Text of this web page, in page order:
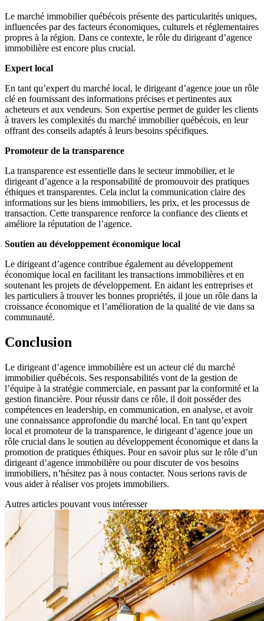
Le marché immobilier québécois présente des particularités uniques,
influencées par des facteurs économiques, culturels et réglementaires
propres à la région. Dans ce contexte, le rôle du dirigeant d’agence
immobilière est encore plus crucial.
Expert local
En tant qu’expert du marché local, le dirigeant d’agence joue un rôle
clé en fournissant des informations précises et pertinentes aux
acheteurs et aux vendeurs. Son expertise permet de guider les clients
à travers les complexités du marché immobilier québécois, en leur
offrant des conseils adaptés à leurs besoins spécifiques.
Promoteur de la transparence
La transparence est essentielle dans le secteur immobilier, et le
dirigeant d’agence a la responsabilité de promouvoir des pratiques
éthiques et transparentes. Cela inclut la communication claire des
informations sur les biens immobiliers, les prix, et les processus de
transaction. Cette transparence renforce la confiance des clients et
améliore la réputation de l’agence.
Soutien au développement économique local
Le dirigeant d’agence contribue également au développement
économique local en facilitant les transactions immobilières et en
soutenant les projets de développement. En aidant les entreprises et
les particuliers à trouver les bonnes propriétés, il joue un rôle dans la
croissance économique et l’amélioration de la qualité de vie dans sa
communauté.
Conclusion
Le dirigeant d’agence immobilière est un acteur clé du marché
immobilier québécois. Ses responsabilités vont de la gestion de
l’équipe à la stratégie commerciale, en passant par la conformité et la
gestion financière. Pour réussir dans ce rôle, il doit posséder des
compétences en leadership, en communication, en analyse, et avoir
une connaissance approfondie du marché local. En tant qu’expert
local et promoteur de la transparence, le dirigeant d’agence joue un
rôle crucial dans le soutien au développement économique et dans la
promotion de pratiques éthiques. Pour en savoir plus sur le rôle d’un
dirigeant d’agence immobilière ou pour discuter de vos besoins
immobiliers, n’hésitez pas à nous contacter. Nous serions ravis de
vous aider à réaliser vos projets immobiliers.
Autres articles pouvant vous intéresser